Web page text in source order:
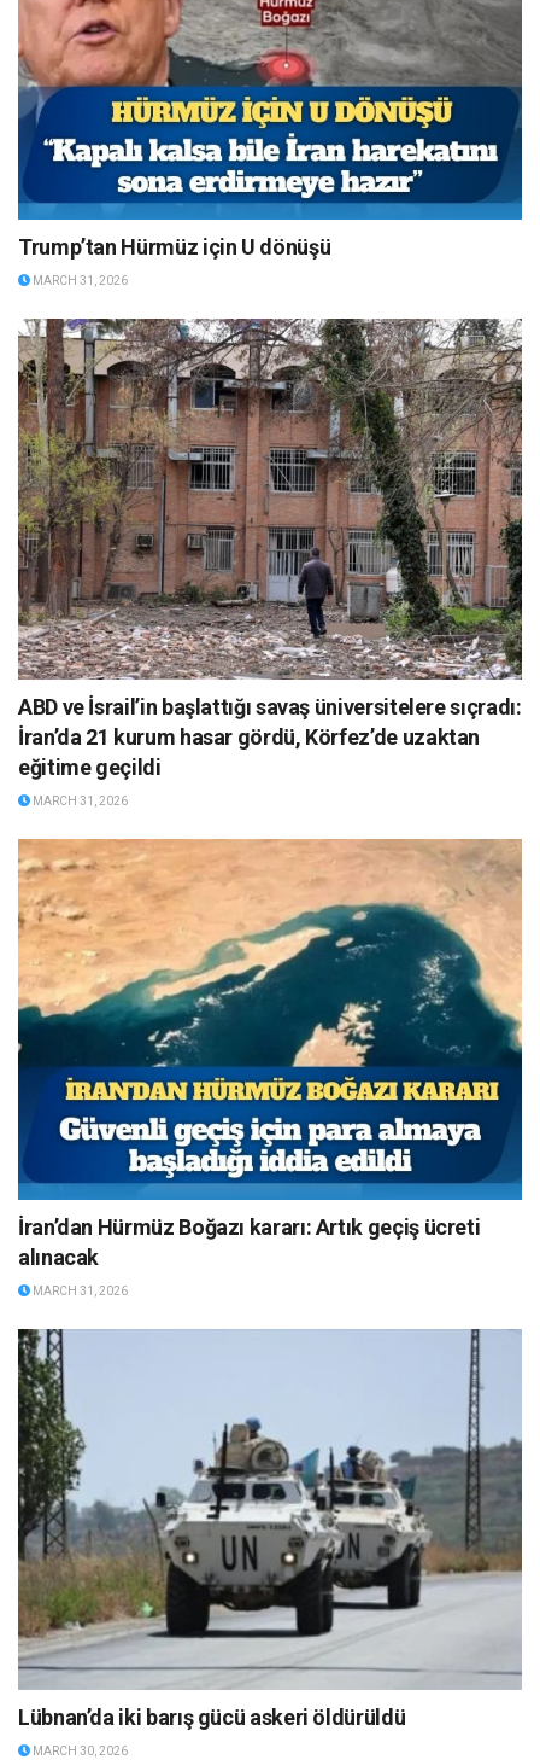
Trump’tan Hürmüz için U dönüşü
MARCH 31, 2026
ABD ve İsrail’in başlattığı savaş üniversitelere sıçradı:
İran’da 21 kurum hasar gördü, Körfez’de uzaktan
eğitime geçildi
MARCH 31, 2026
İran’dan Hürmüz Boğazı kararı: Artık geçiş ücreti
alınacak
MARCH 31, 2026
Lübnan’da iki barış gücü askeri öldürüldü
MARCH 30, 2026